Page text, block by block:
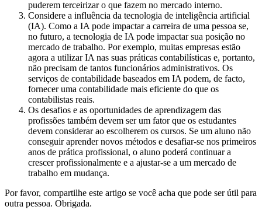
puderem terceirizar o que fazem no mercado interno.
Considere a influência da tecnologia de inteligência artificial
(IA). Como a IA pode impactar a carreira de uma pessoa se,
no futuro, a tecnologia de IA pode impactar sua posição no
mercado de trabalho. Por exemplo, muitas empresas estão
agora a utilizar IA nas suas práticas contabilísticas e, portanto,
não precisam de tantos funcionários administrativos. Os
serviços de contabilidade baseados em IA podem, de facto,
fornecer uma contabilidade mais eficiente do que os
contabilistas reais.
Os desafios e as oportunidades de aprendizagem das
profissões também devem ser um fator que os estudantes
devem considerar ao escolherem os cursos. Se um aluno não
conseguir aprender novos métodos e desafiar-se nos primeiros
anos de prática profissional, o aluno poderá continuar a
crescer profissionalmente e a ajustar-se a um mercado de
trabalho em mudança.
Por favor, compartilhe este artigo se você acha que pode ser útil para
outra pessoa. Obrigada.